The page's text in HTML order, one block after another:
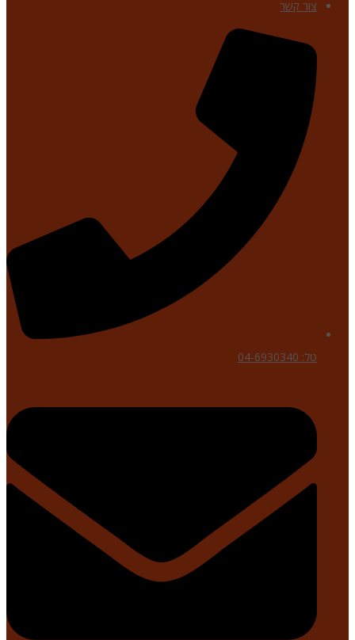
צור קשר
טל: 04-6930340